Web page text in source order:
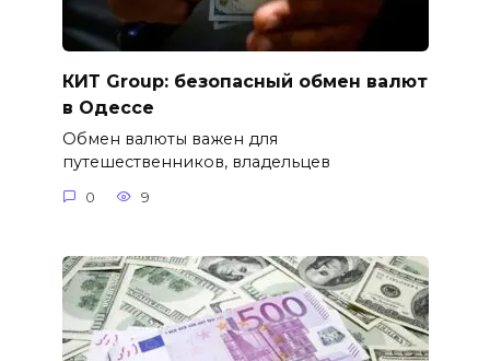
КИТ Group: безопасный обмен валют
в Одессе
Обмен валюты важен для
путешественников, владельцев
0 9